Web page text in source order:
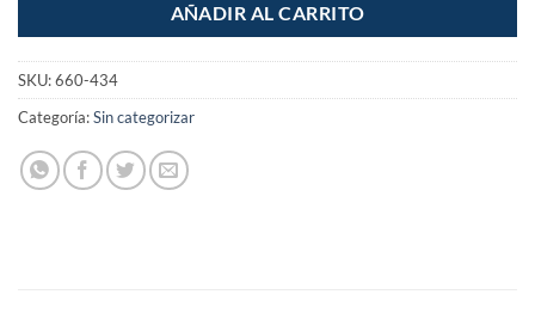
AÑADIR AL CARRITO
SKU:660-434
Categoría:Sin categorizar